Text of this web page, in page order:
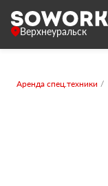
Верхнеуральск
Аренда спец.техники